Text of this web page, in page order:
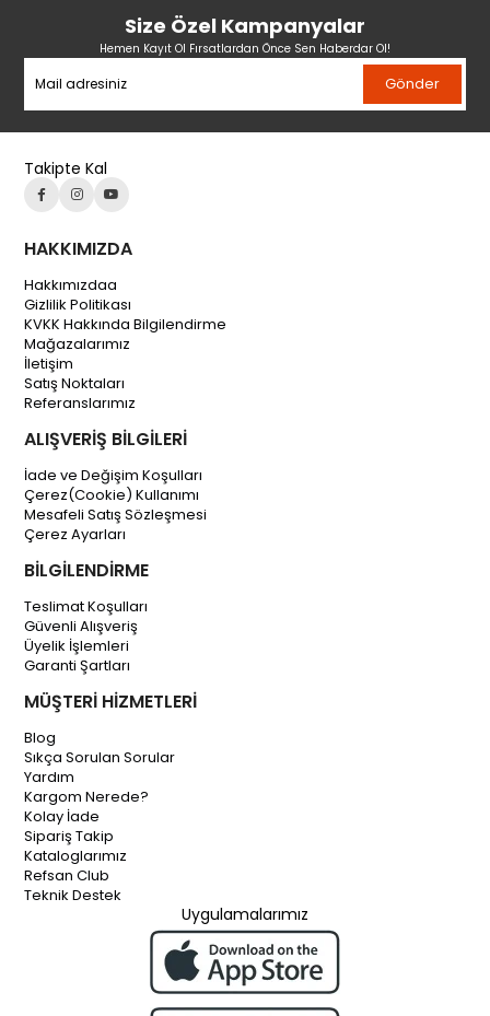
Size Özel Kampanyalar
Hemen Kayıt Ol Fırsatlardan Önce Sen Haberdar Ol!
Gönder
Takipte Kal
HAKKIMIZDA
Hakkımızdaa
Gizlilik Politikası
KVKK Hakkında Bilgilendirme
Mağazalarımız
İletişim
Satış Noktaları
Referanslarımız
ALIŞVERİŞ BİLGİLERİ
İade ve Değişim Koşulları
Çerez(Cookie) Kullanımı
Mesafeli Satış Sözleşmesi
Çerez Ayarları
BİLGİLENDİRME
Teslimat Koşulları
Güvenli Alışveriş
Üyelik İşlemleri
Garanti Şartları
MÜŞTERİ HİZMETLERİ
Blog
Sıkça Sorulan Sorular
Yardım
Kargom Nerede?
Kolay İade
Sipariş Takip
Kataloglarımız
Refsan Club
Teknik Destek
Uygulamalarımız